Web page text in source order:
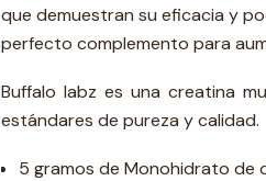
que demuestran su eficacia y
perfecto complemento para
Buffalo labz es una creatina
estándares de pureza y calidad.
5 gramos de Monohidrato de